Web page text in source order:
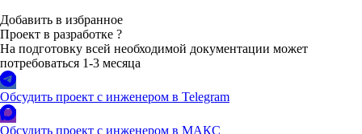
Добавить в избранное
Проект в разработке ?
На подготовку всей необходимой документации может
потребоваться 1-3 месяца
Обсудить проект с инженером в Telegram
Обсудить проект с инженером в МАКС